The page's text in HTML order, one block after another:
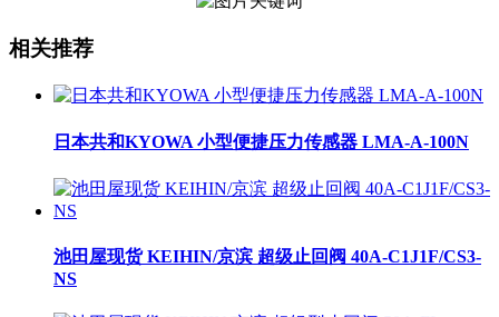
相关推荐
日本共和KYOWA 小型便捷压力传感器 LMA-A-100N
池田屋现货 KEIHIN/京滨 超级止回阀 40A-C1J1F/CS3-
NS